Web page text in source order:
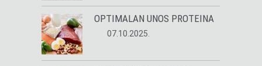
OPTIMALAN UNOS PROTEINA
07.10.2025.